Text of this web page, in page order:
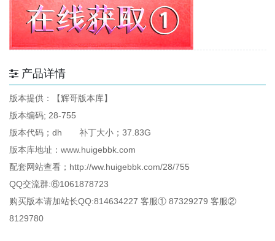
产品详情
版本提供：【辉哥版本库】
版本编码; 28-755
版本代码；dh 补丁大小；37.83G
版本库地址：www.huigebbk.com
配套网站查看；http://ww.huigebbk.com/28/755
QQ交流群:⑥1061878723
购买版本请加站长QQ:814634227 客服① 87329279 客服②
8129780